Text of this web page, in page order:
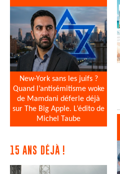
New-York sans les juifs ?
Quand l’antisémitisme woke
de Mamdani déferle déjà
sur The Big Apple. L’édito de
Michel Taube
15 ANS DÉJÀ !